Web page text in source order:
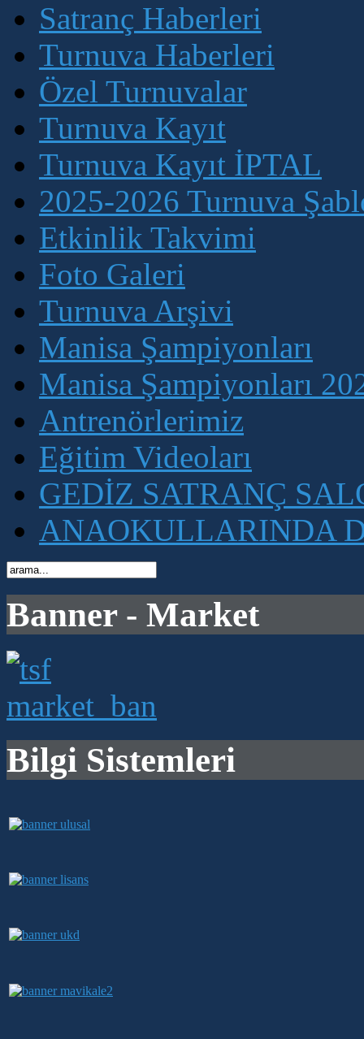
Satranç Haberleri
Turnuva Haberleri
Özel Turnuvalar
Turnuva Kayıt
Turnuva Kayıt İPTAL
2025-2026 Turnuva
Etkinlik Takvimi
Foto Galeri
Turnuva Arşivi
Manisa Şampiyonları
Manisa Şampiyonları
Antrenörlerimiz
Eğitim Videoları
GEDİZ SATRANÇ
ANAOKULLARINDA
Banner - Market
Bilgi Sistemleri